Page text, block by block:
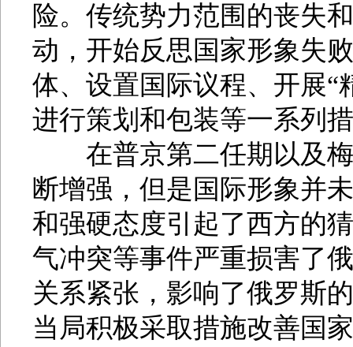
险。传统势力范围的丧失
动，开始反思国家形象失
体、设置国际议程、开展“
进行策划和包装等一系列
在普京第二任期以及梅
断增强，但是国际形象并
和强硬态度引起了西方的
气冲突等事件严重损害了
关系紧张，影响了俄罗斯
当局积极采取措施改善国